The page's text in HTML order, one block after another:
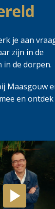
je aan
zijn in de
in de dorpen.
Maasgouw
en